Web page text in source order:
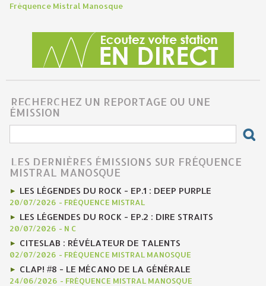
Fréquence Mistral Manosque
RECHERCHEZ UN REPORTAGE OU UNE
ÉMISSION
LES DERNIÈRES ÉMISSIONS SUR FRÉQUENCE
MISTRAL MANOSQUE
LES LÉGENDES DU ROCK - EP.1 : DEEP PURPLE
20/07/2026 - FRÉQUENCE MISTRAL
LES LÉGENDES DU ROCK - EP.2 : DIRE STRAITS
20/07/2026 - N C
CITESLAB : RÉVÉLATEUR DE TALENTS
02/07/2026 - FRÉQUENCE MISTRAL MANOSQUE
CLAP! #8 - LE MÉCANO DE LA GÉNÉRALE
24/06/2026 - FRÉQUENCE MISTRAL MANOSQUE